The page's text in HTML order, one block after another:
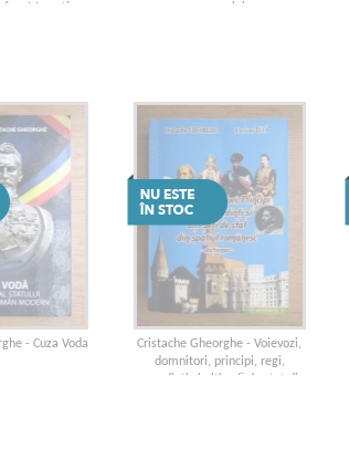
foc. Marasti-
neamului
- Cuza Voda
Cristache Gheorghe - Voievozi,
domnitori, principi, regi,
presedinti si alti sefi de stat din